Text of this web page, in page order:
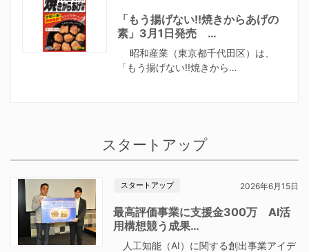
「もう揚げない!!焼きからあげの
素」3月1日発売 …
昭和産業（東京都千代田区）は、
「もう揚げない!!焼きから…
スタートアップ
スタートアップ 2026年6月15日
最高評価事業に支援金300万 AI活
用構想競う成果…
人工知能（AI）に関する創出事業アイデ